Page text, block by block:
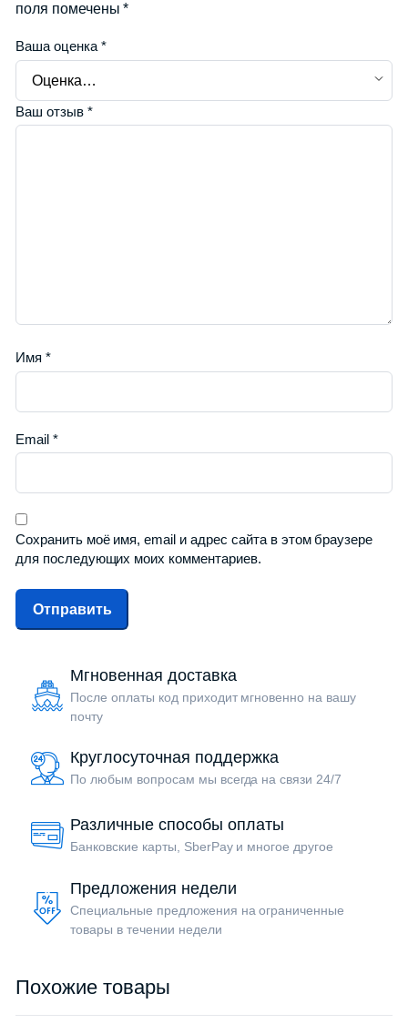
поля помечены*
Ваша оценка*
Ваш отзыв *
Имя *
Email *
Сохранить моё имя, email и адрес сайта в этом браузере
для последующих моих комментариев.
Мгновенная доставка
После оплаты код приходит мгновенно на вашу
почту
Круглосуточная поддержка
По любым вопросам мы всегда на связи 24/7
Различные способы оплаты
Банковские карты, SberPay и многое другое
Предложения недели
Специальные предложения на ограниченные
товары в течении недели
Похожие товары